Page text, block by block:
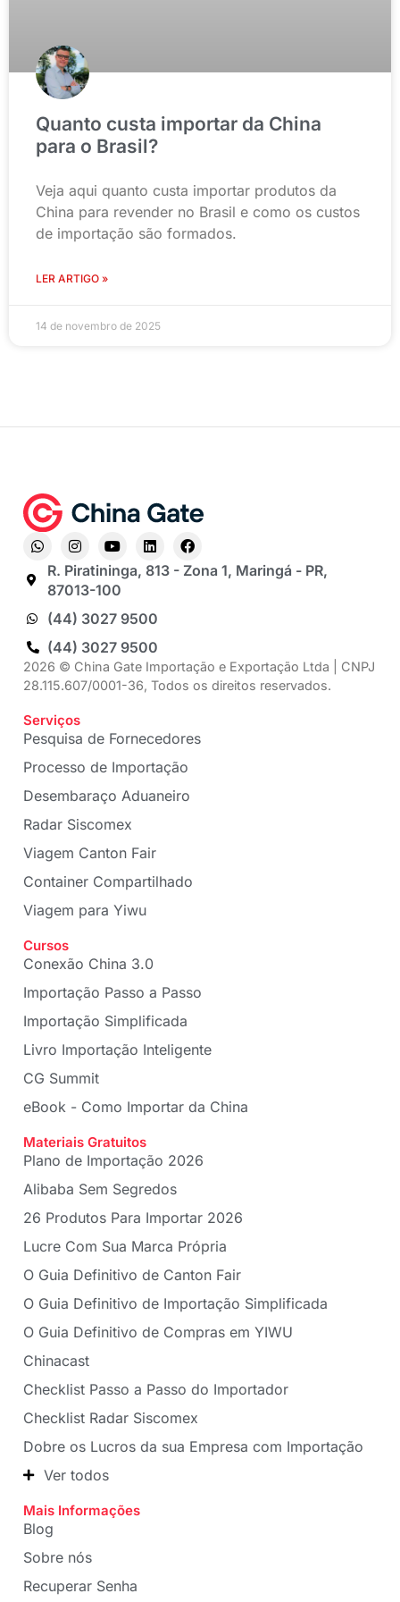
Quanto custa importar da China
para o Brasil?
Veja aqui quanto custa importar produtos da
China para revender no Brasil e como os custos
de importação são formados.
LER ARTIGO »
14 de novembro de 2025
R. Piratininga, 813 - Zona 1, Maringá - PR,
87013-100
(44) 3027 9500
(44) 3027 9500
2026 © China Gate Importação e Exportação Ltda | CNPJ
28.115.607/0001-36, Todos os direitos reservados.
Serviços
Pesquisa de Fornecedores
Processo de Importação
Desembaraço Aduaneiro
Radar Siscomex
Viagem Canton Fair
Container Compartilhado
Viagem para Yiwu
Cursos
Conexão China 3.0
Importação Passo a Passo
Importação Simplificada
Livro Importação Inteligente
CG Summit
eBook - Como Importar da China
Materiais Gratuitos
Plano de Importação 2026
Alibaba Sem Segredos
26 Produtos Para Importar 2026
Lucre Com Sua Marca Própria
O Guia Definitivo de Canton Fair
O Guia Definitivo de Importação Simplificada
O Guia Definitivo de Compras em YIWU
Chinacast
Checklist Passo a Passo do Importador
Checklist Radar Siscomex
Dobre os Lucros da sua Empresa com Importação
Ver todos
Mais Informações
Blog
Sobre nós
Recuperar Senha